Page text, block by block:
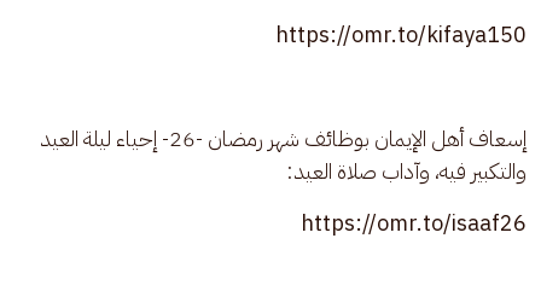
https://omr.to/kifaya150
إسعاف أهل الإيمان بوظائف شهر رمضان -26- إحياء ليلة العيد
والتكبير فيه، وآداب صلاة العيد:
https://omr.to/isaaf26